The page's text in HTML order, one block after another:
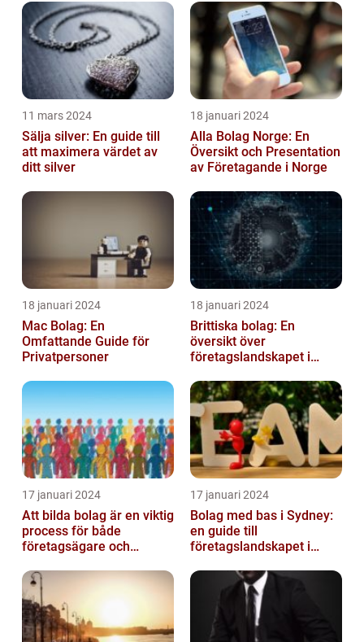
11 mars 2024
Sälja silver: En guide till
att maximera värdet av
ditt silver
18 januari 2024
Alla Bolag Norge: En
Översikt och Presentation
av Företagande i Norge
18 januari 2024
Mac Bolag: En
Omfattande Guide för
Privatpersoner
18 januari 2024
Brittiska bolag: En
översikt över
företagslandskapet i
17 januari 2024
Att bilda bolag är en viktig
process för både
företagsägare och
etablera en ...
17 januari 2024
Bolag med bas i Sydney:
en guide till
företagslandskapet i
stad